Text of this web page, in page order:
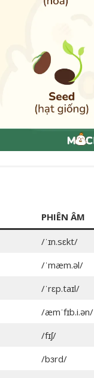
PHIÊN ÂM
/ˈɪn.sɛkt/
/ˈmæm.əl/
/ˈrɛp.taɪl/
/æmˈfɪb.i.ən/
/fɪʃ/
/bɜrd/